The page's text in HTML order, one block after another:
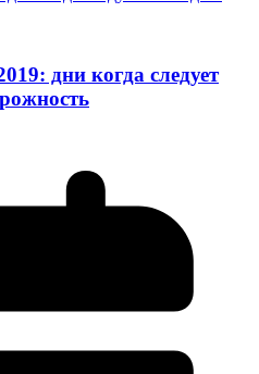
дни когда следует